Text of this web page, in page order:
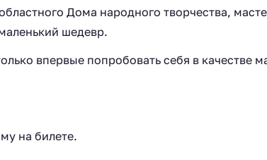
Дома народного творчества,
шедевр.
впервые попробовать себя в качестве
на билете.